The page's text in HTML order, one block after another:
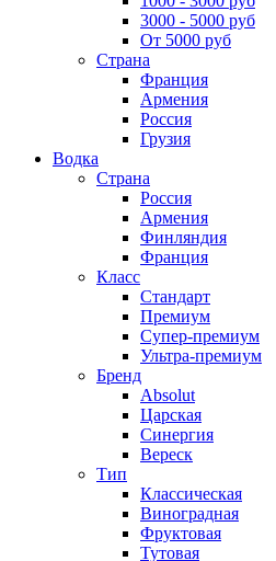
3000 - 5000 руб
От 5000 руб
Страна
Франция
Армения
Россия
Грузия
Водка
Страна
Россия
Армения
Финляндия
Франция
Класс
Стандарт
Премиум
Супер-премиум
Ультра-премиум
Бренд
Absolut
Царская
Синергия
Вереск
Тип
Классическая
Виноградная
Фруктовая
Тутовая